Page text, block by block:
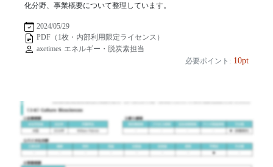
化分野、事業概要について整理しています。
2024/05/29
PDF（1枚・内部利用限定ライセンス）
axetimes エネルギー・脱炭素担当
必要ポイント: 10pt